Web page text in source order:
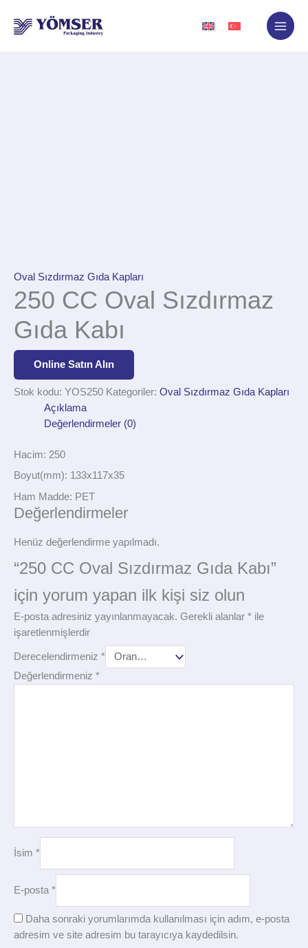
atla
Oval Sızdırmaz Gıda Kapları
250 CC Oval Sızdırmaz
Gıda Kabı
Online Satın Alın
Stok kodu: YOS250 Kategoriler: Oval Sızdırmaz Gıda Kapları
Açıklama
Değerlendirmeler (0)
Hacim: 250
Boyut(mm): 133x117x35
Ham Madde: PET
Değerlendirmeler
Henüz değerlendirme yapılmadı.
“250 CC Oval Sızdırmaz Gıda Kabı”
için yorum yapan ilk kişi siz olun
E-posta adresiniz yayınlanmayacak. Gerekli alanlar * ile
işaretlenmişlerdir
Derecelendirmeniz *
Değerlendirmeniz *
İsim *
E-posta *
Daha sonraki yorumlarımda kullanılması için adım, e-posta
adresim ve site adresim bu tarayıcıya kaydedilsin.